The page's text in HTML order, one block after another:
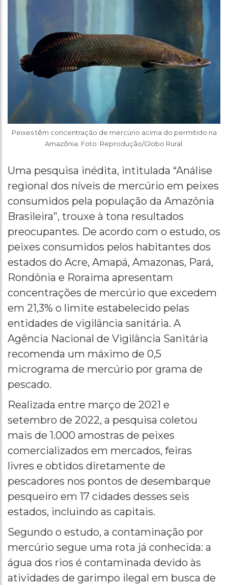
Peixes têm concentração de mercúrio acima do permitido na
Amazônia. Foto: Reprodução/Globo Rural.
Uma pesquisa inédita, intitulada “Análise
regional dos níveis de mercúrio em peixes
consumidos pela população da Amazônia
Brasileira”, trouxe à tona resultados
preocupantes. De acordo com o estudo, os
peixes consumidos pelos habitantes dos
estados do Acre, Amapá, Amazonas, Pará,
Rondônia e Roraima apresentam
concentrações de mercúrio que excedem
em 21,3% o limite estabelecido pelas
entidades de vigilância sanitária. A
Agência Nacional de Vigilância Sanitária
recomenda um máximo de 0,5
micrograma de mercúrio por grama de
pescado.
Realizada entre março de 2021 e
setembro de 2022, a pesquisa coletou
mais de 1.000 amostras de peixes
comercializados em mercados, feiras
livres e obtidos diretamente de
pescadores nos pontos de desembarque
pesqueiro em 17 cidades desses seis
estados, incluindo as capitais.
Segundo o estudo, a contaminação por
mercúrio segue uma rota já conhecida: a
água dos rios é contaminada devido às
atividades de garimpo ilegal em busca de